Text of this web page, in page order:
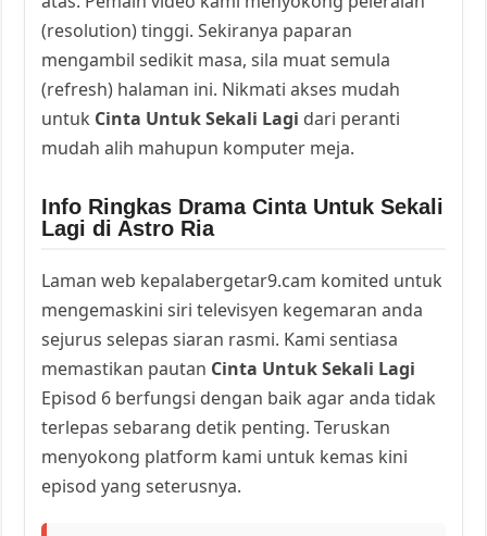
(resolution) tinggi. Sekiranya paparan
mengambil sedikit masa, sila muat semula
(refresh) halaman ini. Nikmati akses mudah
untuk Cinta Untuk Sekali Lagi dari peranti
mudah alih mahupun komputer meja.
Info Ringkas Drama Cinta Untuk Sekali
Lagi di Astro Ria
Laman web kepalabergetar9.cam komited untuk
mengemaskini siri televisyen kegemaran anda
sejurus selepas siaran rasmi. Kami sentiasa
memastikan pautan Cinta Untuk Sekali Lagi
Episod 6 berfungsi dengan baik agar anda tidak
terlepas sebarang detik penting. Teruskan
menyokong platform kami untuk kemas kini
episod yang seterusnya.